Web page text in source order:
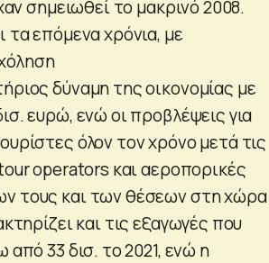
σημειωθεί το μακρινό 2008.
τα επόμενα χρόνια, με
δύναμη της οικονομίας με
ευρώ, ενώ οι προβλέψεις για
όλον τον χρόνο μετά τις
operators και αεροπορικές
τους και των θέσεων στη χώρα
και τις εξαγωγές που
από 33 δισ. το 2021, ενώ η